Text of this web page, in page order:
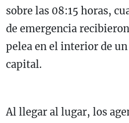
sobre las 08:15 horas,
de emergencia
pelea en el interior de
capital.
Al llegar al lugar, los